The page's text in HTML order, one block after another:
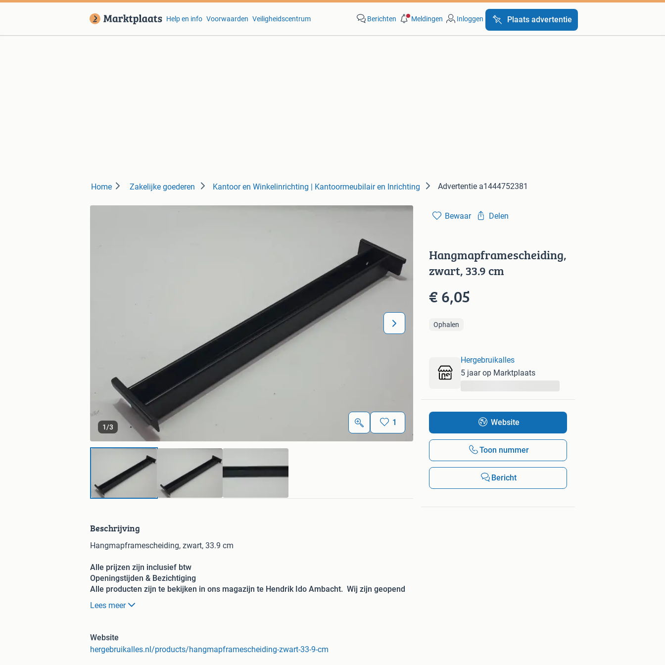
Help en info Voorwaarden Veiligheidscentrum Berichten Meldingen Inloggen Plaats advertentie
Home Zakelijke goederen Kantoor en Winkelinrichting | Kantoormeubilair en Inrichting Advertentie a1444752381
1/3 1
Beschrijving
Hangmapframescheiding, zwart, 33.9 cm
Alle prijzen zijn inclusief btw
Openingstijden & Bezichtiging
Alle producten zijn te bekijken in ons magazijn te Hendrik Ido Ambacht. Wij zijn geopend
van maandag tot vrijdag 7.00 uur tot 15.30 uur.
iDeal (via webshop voor levering)
Lees meer
Website
hergebruikalles.nl/products/hangmapframescheiding-zwart-33-9-cm
Bewaar Delen
Hangmapframescheiding,
zwart, 33.9 cm
€ 6,05
Ophalen
Hergebruikalles
5 jaar op Marktplaats
Website
Toon nummer
Bericht